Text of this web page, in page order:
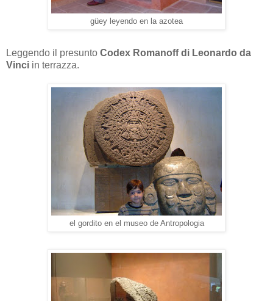
güey leyendo en la azotea
Leggendo il presunto Codex Romanoff di Leonardo da
Vinci in terrazza.
el gordito en el museo de Antropologia